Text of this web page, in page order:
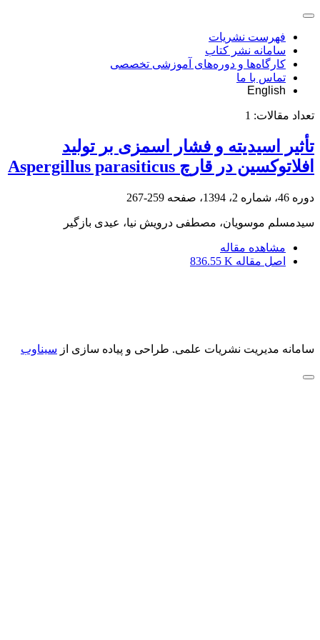
فهرست نشریات
سامانه نشر کتاب
کارگاه‌ها و دوره‌های آموزشی تخصصی
تماس با ما
English
تعداد مقالات: 1
تأثیر اسیدیته و فشار اسمزی بر تولید
افلاتوکسین در قارچ Aspergillus parasiticus
دوره 46، شماره 2، 1394، صفحه 259-267
سیدمسلم موسویان، مصطفی درویش نیا، عیدی بازگیر
مشاهده مقاله
اصل مقاله 836.55 K
سامانه مدیریت نشریات علمی. طراحی و پیاده سازی از سیناوب